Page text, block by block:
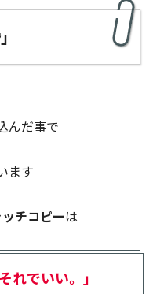
んだ事で
ます
チコピーは
れでいい。」